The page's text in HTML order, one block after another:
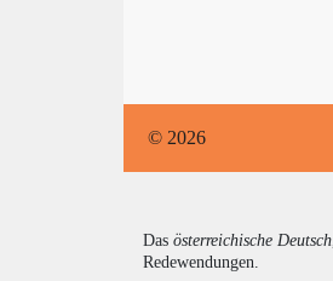
© 2026
Das österreichische Deutsch
Redewendungen.